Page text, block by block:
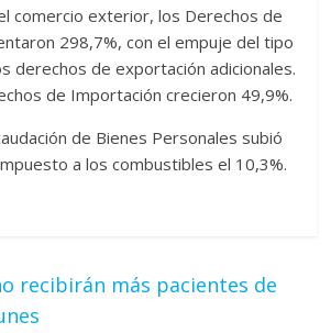
comercio exterior, los Derechos de
298,7%, con el empuje del tipo
derechos de exportación adicionales.
de Importación crecieron 49,9%.
de Bienes Personales subió
a los combustibles el 10,3%.
recibirán más pacientes de